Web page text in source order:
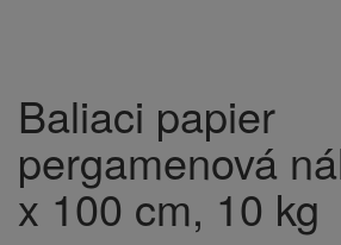
Baliaci papier
pergamenová
x 100 cm, 10 kg